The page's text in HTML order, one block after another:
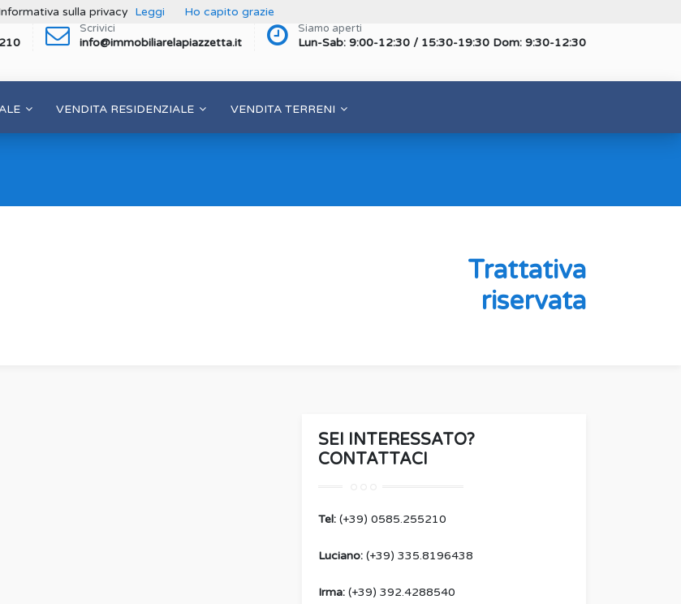
Scrivici
info@immobiliarelapiazzetta.it
Siamo aperti
Lun-Sab: 9:00-12:30 / 15:30-19:30 Dom: 9:30-12:30
VENDITA RESIDENZIALE VENDITA TERRENI
Trattativa
riservata
SEI INTERESSATO?
CONTATTACI
Tel: (+39) 0585.255210
Luciano: (+39) 335.8196438
Irma: (+39) 392.4288540
sulla privacy Leggi Ho capito grazie